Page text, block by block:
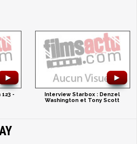
►
-
►
Interview Starbox : Denzel
Washington et Tony Scott